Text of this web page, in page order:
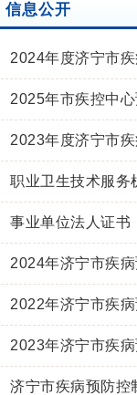
信息公开
2024年度济宁市
2025年市疾控中
2023年度济宁市
职业卫生技术服务
事业单位法人证书
2024年济宁市疾
2022年济宁市疾
2023年济宁市疾
济宁市疾病预防控